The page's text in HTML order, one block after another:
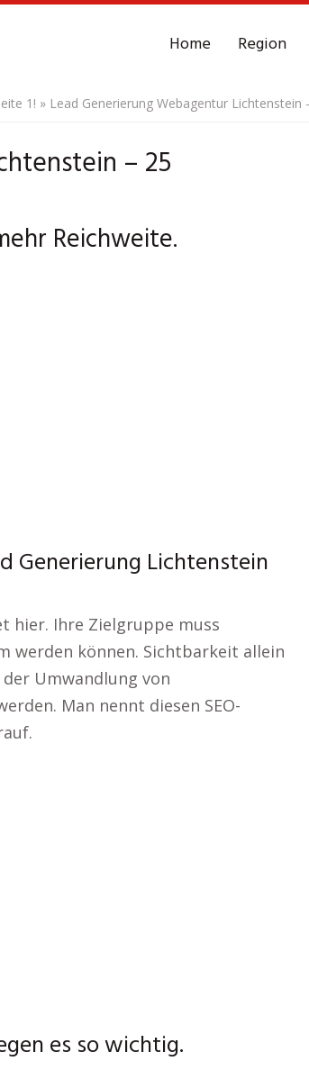
Home Region
1! » Lead Generierung Webagentur Lichtenstein
– 25
Reichweite.
Generierung Lichtenstein
hier. Ihre Zielgruppe muss
werden können. Sichtbarkeit allein
Umwandlung von
Man nennt diesen SEO-
es so wichtig.